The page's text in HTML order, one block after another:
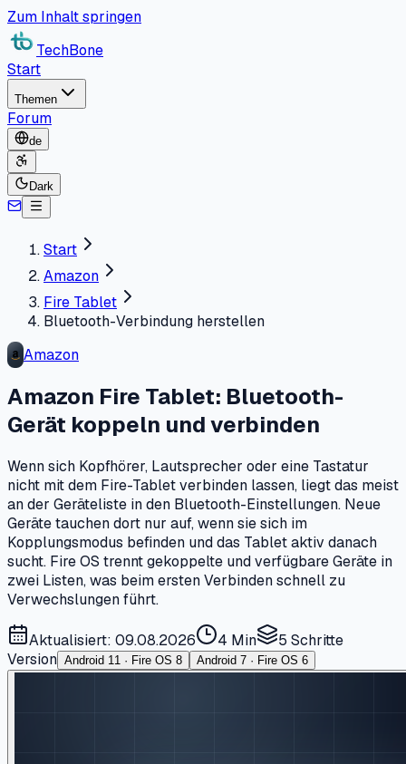
Zum Inhalt springen
TechBone
Start
Themen
Forum
de
Dark
Start
Amazon
Fire Tablet
Bluetooth-Verbindung herstellen
Amazon
Amazon Fire Tablet: Bluetooth-
Gerät koppeln und verbinden
Wenn sich Kopfhörer, Lautsprecher oder eine Tastatur
nicht mit dem Fire-Tablet verbinden lassen, liegt das meist
an der Geräteliste in den Bluetooth-Einstellungen. Neue
Geräte tauchen dort nur auf, wenn sie sich im
Kopplungsmodus befinden und das Tablet aktiv danach
sucht. Fire OS trennt gekoppelte und verfügbare Geräte in
zwei Listen, was beim ersten Verbinden schnell zu
Verwechslungen führt.
Aktualisiert: 09.08.2026 4 Min 5 Schritte
Version Android 11 · Fire OS 8 Android 7 · Fire OS 6